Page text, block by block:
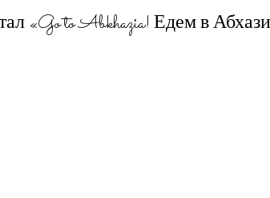
to Abkhazia! Едем в